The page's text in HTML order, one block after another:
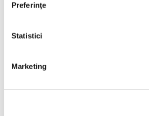
Preferinţe
Statistici
Marketing